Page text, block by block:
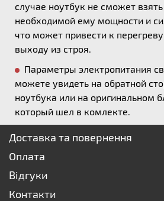
случае ноутбук не сможет
необходимой ему мощности и
что может привести к
выходу из строя.
Параметры электропитания
можете увидеть на обратной
ноутбука или на оригинальном
который шел в комлекте.
Доставка та повернення
Оплата
Відгуки
Контакти